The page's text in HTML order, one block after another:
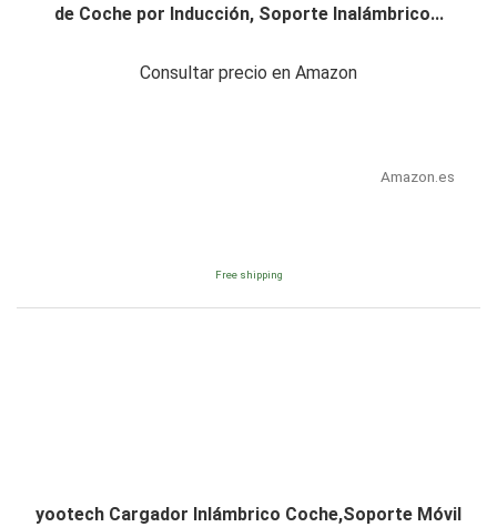
de Coche por Inducción, Soporte Inalámbrico...
Consultar precio en Amazon
Amazon.es
Free shipping
yootech Cargador Inlámbrico Coche,Soporte Móvil